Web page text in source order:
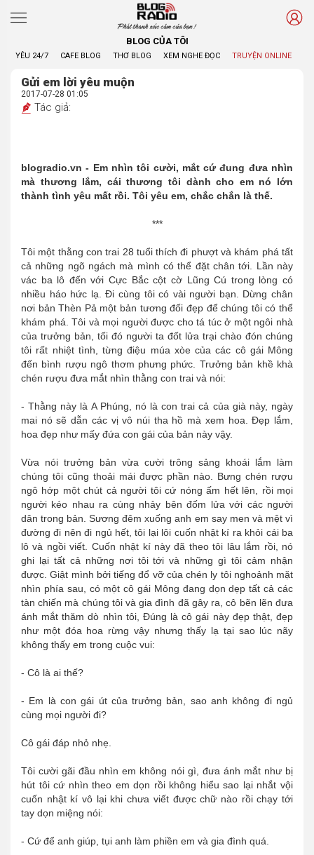
Phát thanh xúc cảm của bạn !
BLOG CỦA TÔI
YÊU 24/7 CAFE BLOG THƠ BLOG XEM NGHE ĐỌC TRUYỆN ONLINE
Gửi em lời yêu muộn
2017-07-28 01:05
Tác giả:
blogradio.vn - Em nhìn tôi cười, mắt cứ đung đưa nhìn
mà thương lắm, cái thương tôi dành cho em nó lớn
thành tình yêu mất rồi. Tôi yêu em, chắc chắn là thế.
***
Tôi một thằng con trai 28 tuổi thích đi phượt và khám phá tất
cả những ngõ ngách mà mình có thể đặt chân tới. Lần này
vác ba lô đến với Cực Bắc cột cờ Lũng Cú trong lòng có
nhiều háo hức lạ. Đi cùng tôi có vài người bạn. Dừng chân
nơi bản Thèn Pả một bản tương đối đẹp để chúng tôi có thể
khám phá. Tôi và mọi người được cho tá túc ở một ngôi nhà
của trưởng bản, tối đó người ta đốt lửa trại chào đón chúng
tôi rất nhiệt tình, từng điệu múa xòe của các cô gái Mông
đến bình rượu ngô thơm phưng phức. Trưởng bản khề khà
chén rượu đưa mắt nhìn thằng con trai và nói:
- Thằng này là A Phúng, nó là con trai cả của già này, ngày
mai nó sẽ dẫn các vị vô núi tha hồ mà xem hoa. Đẹp lắm,
hoa đẹp như mấy đứa con gái của bản này vậy.
Vừa nói trưởng bản vừa cười trông sảng khoái lắm làm
chúng tôi cũng thoải mái được phần nào. Bưng chén rượu
ngô hớp một chút cả người tôi cứ nóng ấm hết lên, rồi mọi
người kéo nhau ra cùng nhảy bên đốm lửa với các người
dân trong bản. Sương đêm xuống anh em say men và mệt vì
đường đi nên đi ngủ hết, tôi lại lôi cuốn nhật kí ra khỏi cái ba
lô và ngồi viết. Cuốn nhật kí này đã theo tôi lâu lắm rồi, nó
ghi lại tất cả những nơi tôi tới và những gì tôi cảm nhận
được. Giật mình bởi tiếng đổ vỡ của chén ly tôi nghoảnh mặt
nhìn phía sau, có một cô gái Mông đang dọn dẹp tất cả các
tàn chiến mà chúng tôi và gia đình đã gây ra, cô bẽn lẽn đưa
ánh mắt thăm dò nhìn tôi, Đúng là cô gái này đẹp thật, đẹp
như một đóa hoa rừng vậy nhưng thấy lạ tại sao lúc nãy
không thấy em trong cuộc vui:
- Cô là ai thế?
- Em là con gái út của trưởng bản, sao anh không đi ngủ
cùng mọi người đi?
Cô gái đáp nhỏ nhẹ.
Tôi cười gãi đầu nhìn em không nói gì, đưa ánh mắt như bị
hút tôi cứ nhìn theo em dọn rồi không hiểu sao lại nhắt vội
cuốn nhật kí vô lại khi chưa viết được chữ nào rồi chạy tới
tay dọn miệng nói:
- Cứ để anh giúp, tụi anh làm phiền em và gia đình quá.